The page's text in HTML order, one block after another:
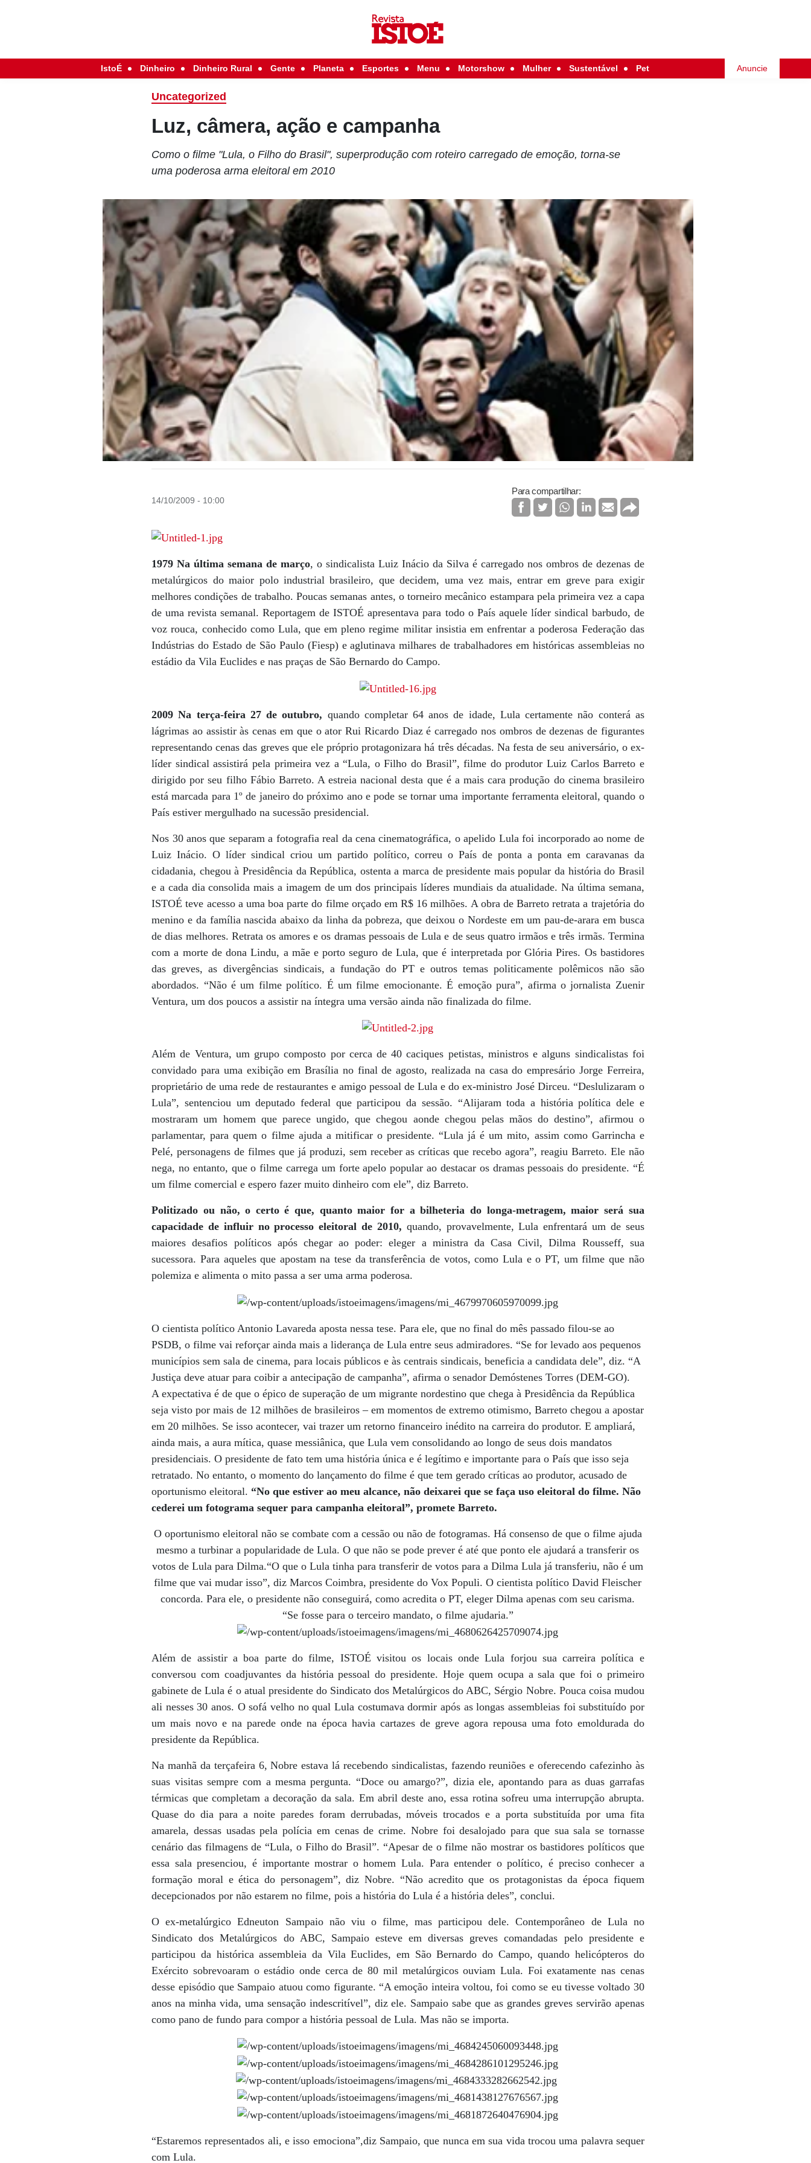
IstoÉ Dinheiro Dinheiro Rural Gente Planeta Esportes Menu Motorshow Mulher Sustentável Pet Anuncie
Uncategorized
Luz, câmera, ação e campanha
Como o filme "Lula, o Filho do Brasil", superprodução com roteiro carregado de emoção, torna-se
uma poderosa arma eleitoral em 2010
14/10/2009 - 10:00
Para compartilhar:
1979 Na última semanade março, o sindicalista Luiz Inácio da Silva é carregado nos ombros de dezenas de
metalúrgicos do maior polo industrial brasileiro, que decidem, uma vez mais, entrar em greve para exigir
melhores condições de trabalho. Poucas semanas antes, o torneiro mecânico estampara pela primeira vez a capa
de uma revista semanal. Reportagem de ISTOÉ apresentava para todo o País aquele líder sindical barbudo, de
voz rouca, conhecido como Lula, que em pleno regime militar insistia em enfrentar a poderosa Federação das
Indústrias do Estado de São Paulo (Fiesp) e aglutinava milhares de trabalhadores em históricas assembleias no
estádio da Vila Euclides e nas praças de São Bernardo do Campo.
2009 Na terça-feira 27 de outubro, quando completar 64 anos de idade, Lula certamente não conterá as
lágrimas ao assistir às cenas em que o ator Rui Ricardo Diaz é carregado nos ombros de dezenas de figurantes
representando cenas das greves que ele próprio protagonizara há três décadas. Na festa de seu aniversário, o ex-
líder sindical assistirá pela primeira vez a “Lula, o Filho do Brasil”, filme do produtor Luiz Carlos Barreto e
dirigido por seu filho Fábio Barreto. A estreia nacional desta que é a mais cara produção do cinema brasileiro
está marcada para 1º de janeiro do próximo ano e pode se tornar uma importante ferramenta eleitoral, quando o
País estiver mergulhado na sucessão presidencial.
Nos 30 anos que separam a fotografia real da cena cinematográfica, o apelido Lula foi incorporado ao nome de
Luiz Inácio. O líder sindical criou um partido político, correu o País de ponta a ponta em caravanas da
cidadania, chegou à Presidência da República, ostenta a marca de presidente mais popular da história do Brasil
e a cada dia consolida mais a imagem de um dos principais líderes mundiais da atualidade. Na última semana,
ISTOÉ teve acesso a uma boa parte do filme orçado em R$ 16 milhões. A obra de Barreto retrata a trajetória do
menino e da família nascida abaixo da linha da pobreza, que deixou o Nordeste em um pau-de-arara em busca
de dias melhores. Retrata os amores e os dramas pessoais de Lula e de seus quatro irmãos e três irmãs. Termina
com a morte de dona Lindu, a mãe e porto seguro de Lula, que é interpretada por Glória Pires. Os bastidores
das greves, as divergências sindicais, a fundação do PT e outros temas politicamente polêmicos não são
abordados. “Não é um filme político. É um filme emocionante. É emoção pura”, afirma o jornalista Zuenir
Ventura, um dos poucos a assistir na íntegra uma versão ainda não finalizada do filme.
Além de Ventura, um grupo composto por cerca de 40 caciques petistas, ministros e alguns sindicalistas foi
convidado para uma exibição em Brasília no final de agosto, realizada na casa do empresário Jorge Ferreira,
proprietário de uma rede de restaurantes e amigo pessoal de Lula e do ex-ministro José Dirceu. “Deslulizaram o
Lula”, sentenciou um deputado federal que participou da sessão. “Alijaram toda a história política dele e
mostraram um homem que parece ungido, que chegou aonde chegou pelas mãos do destino”, afirmou o
parlamentar, para quem o filme ajuda a mitificar o presidente. “Lula já é um mito, assim como Garrincha e
Pelé, personagens de filmes que já produzi, sem receber as críticas que recebo agora”, reagiu Barreto. Ele não
nega, no entanto, que o filme carrega um forte apelo popular ao destacar os dramas pessoais do presidente. “É
um filme comercial e espero fazer muito dinheiro com ele”, diz Barreto.
Politizado ou não, o certo é que, quanto maior for a bilheteria do longa-metragem, maior será sua
capacidade de influir no processo eleitoral de 2010, quando, provavelmente, Lula enfrentará um de seus
maiores desafios políticos após chegar ao poder: eleger a ministra da Casa Civil, Dilma Rousseff, sua
sucessora. Para aqueles que apostam na tese da transferência de votos, como Lula e o PT, um filme que não
polemiza e alimenta o mito passa a ser uma arma poderosa.
O cientista político Antonio Lavareda aposta nessa tese. Para ele, que no final do mês passado filou-se ao
PSDB, o filme vai reforçar ainda mais a liderança de Lula entre seus admiradores. “Se for levado aos pequenos
municípios sem sala de cinema, para locais públicos e às centrais sindicais, beneficia a candidata dele”, diz. “A
Justiça deve atuar para coibir a antecipação de campanha”, afirma o senador Demóstenes Torres (DEM-GO).
A expectativa é de que o épico de superação de um migrante nordestino que chega à Presidência da República
seja visto por mais de 12 milhões de brasileiros – em momentos de extremo otimismo, Barreto chegou a apostar
em 20 milhões. Se isso acontecer, vai trazer um retorno financeiro inédito na carreira do produtor. E ampliará,
ainda mais, a aura mítica, quase messiânica, que Lula vem consolidando ao longo de seus dois mandatos
presidenciais. O presidente de fato tem uma história única e é legítimo e importante para o País que isso seja
retratado. No entanto, o momento do lançamento do filme é que tem gerado críticas ao produtor, acusado de
oportunismo eleitoral. “No que estiver ao meu alcance, não deixarei que se faça uso eleitoral do filme. Não
cederei um fotograma sequer para campanha eleitoral”, promete Barreto.
O oportunismo eleitoral não se combate com a cessão ou não de fotogramas. Há consenso de que o filme ajuda
mesmo a turbinar a popularidade de Lula. O que não se pode prever é até que ponto ele ajudará a transferir os
votos de Lula para Dilma.“O que o Lula tinha para transferir de votos para a Dilma Lula já transferiu, não é um
filme que vai mudar isso”, diz Marcos Coimbra, presidente do Vox Populi. O cientista político David Fleischer
concorda. Para ele, o presidente não conseguirá, como acredita o PT, eleger Dilma apenas com seu carisma.
“Se fosse para o terceiro mandato, o filme ajudaria.”
Além de assistir a boa parte do filme, ISTOÉ visitou os locais onde Lula forjou sua carreira política e
conversou com coadjuvantes da história pessoal do presidente. Hoje quem ocupa a sala que foi o primeiro
gabinete de Lula é o atual presidente do Sindicato dos Metalúrgicos do ABC, Sérgio Nobre. Pouca coisa mudou
ali nesses 30 anos. O sofá velho no qual Lula costumava dormir após as longas assembleias foi substituído por
um mais novo e na parede onde na época havia cartazes de greve agora repousa uma foto emoldurada do
presidente da República.
Na manhã da terçafeira 6, Nobre estava lá recebendo sindicalistas, fazendo reuniões e oferecendo cafezinho às
suas visitas sempre com a mesma pergunta. “Doce ou amargo?”, dizia ele, apontando para as duas garrafas
térmicas que completam a decoração da sala. Em abril deste ano, essa rotina sofreu uma interrupção abrupta.
Quase do dia para a noite paredes foram derrubadas, móveis trocados e a porta substituída por uma fita
amarela, dessas usadas pela polícia em cenas de crime. Nobre foi desalojado para que sua sala se tornasse
cenário das filmagens de “Lula, o Filho do Brasil”. “Apesar de o filme não mostrar os bastidores políticos que
essa sala presenciou, é importante mostrar o homem Lula. Para entender o político, é preciso conhecer a
formação moral e ética do personagem”, diz Nobre. “Não acredito que os protagonistas da época fiquem
decepcionados por não estarem no filme, pois a história do Lula é a história deles”, conclui.
O ex-metalúrgico Edneuton Sampaio não viu o filme, mas participou dele. Contemporâneo de Lula no
Sindicato dos Metalúrgicos do ABC, Sampaio esteve em diversas greves comandadas pelo presidente e
participou da histórica assembleia da Vila Euclides, em São Bernardo do Campo, quando helicópteros do
Exército sobrevoaram o estádio onde cerca de 80 mil metalúrgicos ouviam Lula. Foi exatamente nas cenas
desse episódio que Sampaio atuou como figurante. “A emoção inteira voltou, foi como se eu tivesse voltado 30
anos na minha vida, uma sensação indescritível”, diz ele. Sampaio sabe que as grandes greves servirão apenas
como pano de fundo para compor a história pessoal de Lula. Mas não se importa.
“Estaremos representados ali, e isso emociona”,diz Sampaio, que nunca em sua vida trocou uma palavra sequer
com Lula.